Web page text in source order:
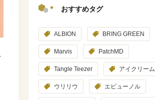
おすすめタグ
ALBION BRING GREEN
Marvis PatchMD
Tangle Teezer アイクリーム
ウリリウ エピューノル